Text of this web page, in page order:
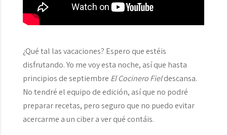
¿Qué tal las vacaciones? Espero que estéis
disfrutando. Yo me voy esta noche, así que hasta
principios de septiembre El Cocinero Fieldescansa.
No tendré el equipo de edición, así que no podré
preparar recetas, pero seguro que no puedo evitar
acercarme a un ciber a ver qué contáis.